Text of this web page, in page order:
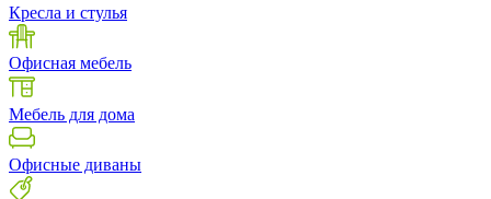
Кресла и стулья
Офисная мебель
Мебель для дома
Офисные диваны